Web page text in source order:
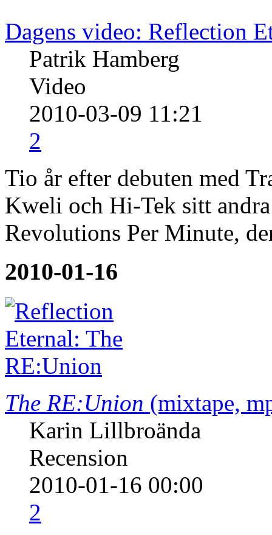
Dagens video: Reflection
Patrik Hamberg
Video
2010-03-09 11:21
2
Tio år efter debuten med
Kweli och Hi-Tek sitt
Revolutions Per Minute,
2010-01-16
The RE:Union (mixtape,
Karin Lillbroända
Recension
2010-01-16 00:00
2